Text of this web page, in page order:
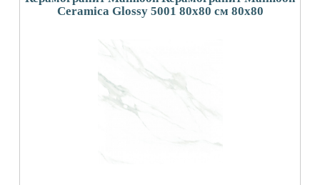
Ceramica Glossy 5001 80х80 см 80x80